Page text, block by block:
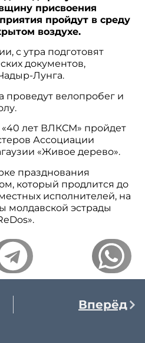
присвоения
пройдут в среду
воздухе.
с утра подготовят
документов,
Лунга.
проведут велопробег и
«40 лет ВЛКСМ» пройдет
Ассоциации
«Живое дерево».
празднования
который продлится до
исполнителей, на
молдавской эстрады
Вперёд